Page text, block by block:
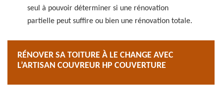
seul à pouvoir déterminer si une rénovation
partielle peut suffire ou bien une rénovation totale.
RÉNOVER SA TOITURE À LE CHANGE AVEC
L’ARTISAN COUVREUR HP COUVERTURE